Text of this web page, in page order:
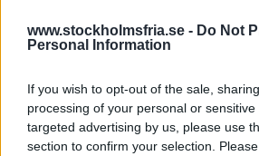
www.stockholmsfria.se - Do Not
Personal Information
If you wish to opt-out of the sale,
processing of your personal or
targeted advertising by us, please use
section to confirm your selection.
maj. Företagen har sex månaders
nya kraven uppfylls. Äldre- och
Clara Lindblom gissar att ett antal
få lägga ner, men menar att